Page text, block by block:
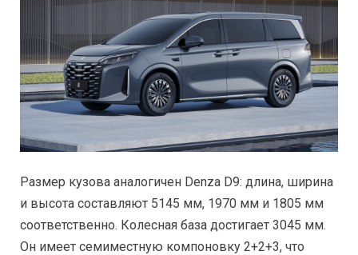
Размер кузова аналогичен Denza D9: длина, ширина
и высота составляют 5145 мм, 1970 мм и 1805 мм
соответственно. Колесная база достигает 3045 мм.
Он имеет семиместную компоновку 2+2+3, что